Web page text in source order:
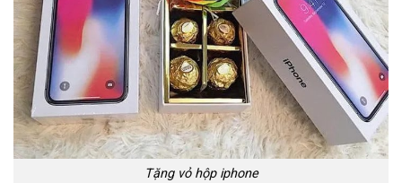
Tặng vỏ hộp iphone